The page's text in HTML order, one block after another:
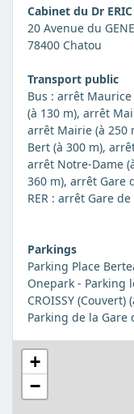
Cabinet du Dr ERIC
20 Avenue du
78400 Chatou
Transport public
Bus : arrêt
(à 130 m), arrêt
arrêt Mairie (à 250
Bert (à 300 m),
arrêt Notre-Dame
360 m), arrêt Gare
RER : arrêt Gare
Parkings
Parking Place
Onepark - Parking
CROISSY (Couvert)
Parking de la Gare
+
−